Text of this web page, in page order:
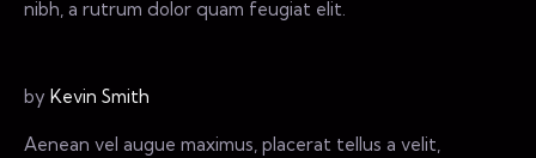
nibh, a rutrum dolor quam feugiat elit.
by Kevin Smith
Aenean vel augue maximus, placerat tellus a velit,